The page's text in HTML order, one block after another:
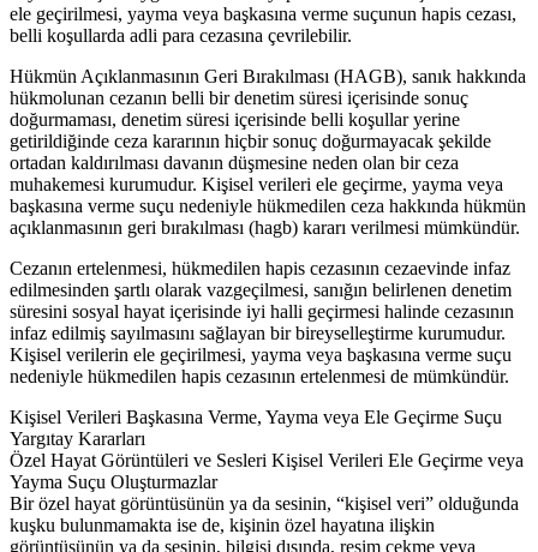
ele geçirilmesi, yayma veya başkasına verme suçunun hapis cezası,
belli koşullarda adli para cezasına çevrilebilir.
Hükmün Açıklanmasının Geri Bırakılması (HAGB), sanık hakkında
hükmolunan cezanın belli bir denetim süresi içerisinde sonuç
doğurmaması, denetim süresi içerisinde belli koşullar yerine
getirildiğinde ceza kararının hiçbir sonuç doğurmayacak şekilde
ortadan kaldırılması davanın düşmesine neden olan bir ceza
muhakemesi kurumudur. Kişisel verileri ele geçirme, yayma veya
başkasına verme suçu nedeniyle hükmedilen ceza hakkında hükmün
açıklanmasının geri bırakılması (hagb) kararı verilmesi mümkündür.
Cezanın ertelenmesi, hükmedilen hapis cezasının cezaevinde infaz
edilmesinden şartlı olarak vazgeçilmesi, sanığın belirlenen denetim
süresini sosyal hayat içerisinde iyi halli geçirmesi halinde cezasının
infaz edilmiş sayılmasını sağlayan bir bireyselleştirme kurumudur.
Kişisel verilerin ele geçirilmesi, yayma veya başkasına verme suçu
nedeniyle hükmedilen hapis cezasının ertelenmesi de mümkündür.
Kişisel Verileri Başkasına Verme, Yayma veya Ele Geçirme Suçu
Yargıtay Kararları
Özel Hayat Görüntüleri ve Sesleri Kişisel Verileri Ele Geçirme veya
Yayma Suçu Oluşturmazlar
Bir özel hayat görüntüsünün ya da sesinin, “kişisel veri” olduğunda
kuşku bulunmamakta ise de, kişinin özel hayatına ilişkin
görüntüsünün ya da sesinin, bilgisi dışında, resim çekme veya